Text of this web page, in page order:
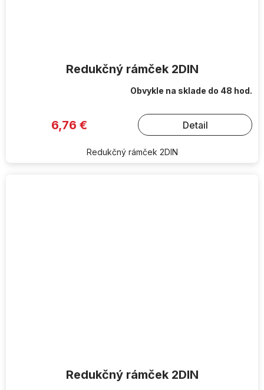
Redukčný rámček 2DIN
Obvykle na sklade do 48 hod.
6,76 € Detail
Redukčný rámček 2DIN
Redukčný rámček 2DIN